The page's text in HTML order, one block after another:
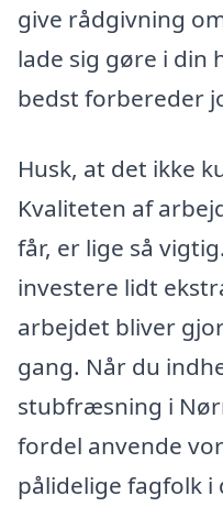
give rådgivning
lade sig gøre i din
bedst forbereder
Husk, at det ikke
Kvaliteten af
får, er lige så
investere lidt
arbejdet bliver
gang. Når du
stubfræsning i
fordel anvende
pålidelige fagfolk